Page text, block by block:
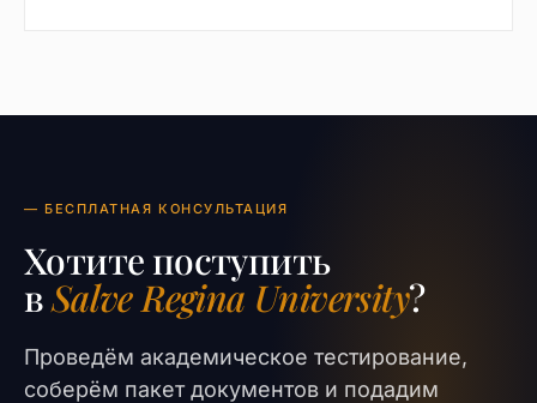
— БЕСПЛАТНАЯ КОНСУЛЬТАЦИЯ
Хотите поступить
вSalve Regina University?
Проведём академическое тестирование,
соберём пакет документов и подадим